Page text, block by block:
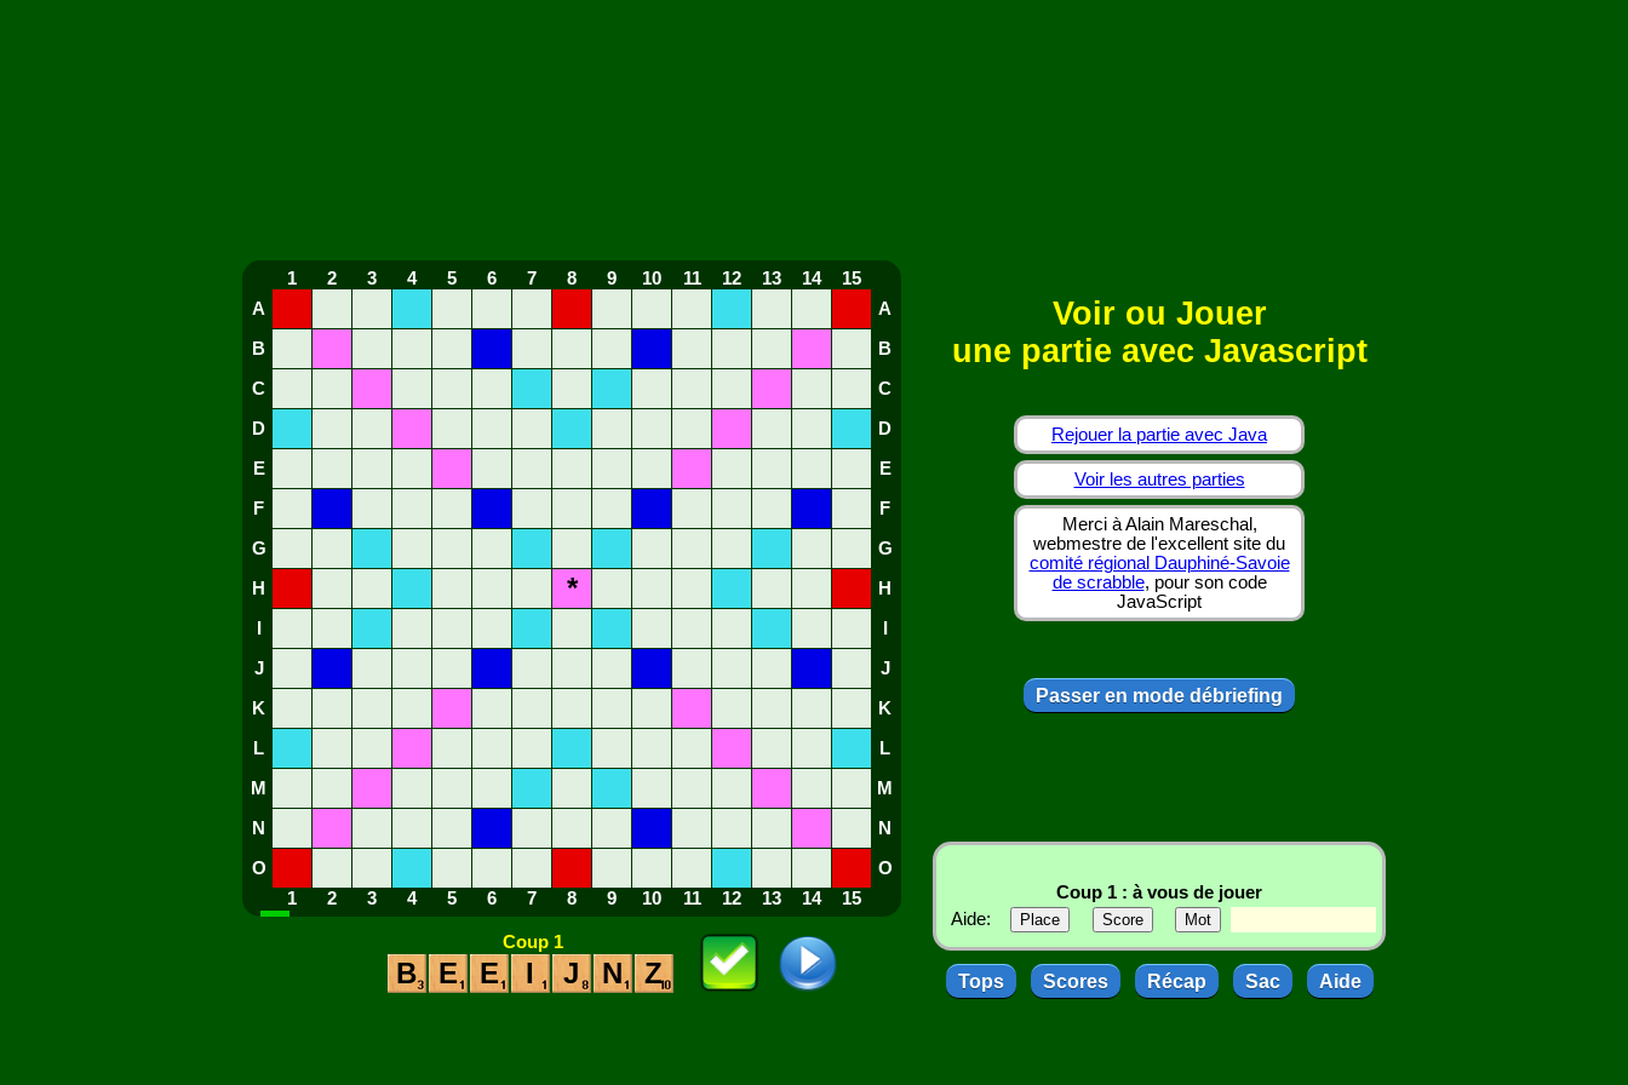
1 2 3 4 5 6 7 8 9 10 11 12 13 14
15
A
A
B B
C C
D D
E E
F F
G G
H * H
J J
K K
L L
M M
N N
O
O
1
2 3 4 5 6 7 8 9 10 11 12 13 14 15
Coup 1
B E E I J N Z
Voir ou Jouer
une partie avec Javascript
Rejouer la partie avec Java
Voir les autres parties
Merci à Alain Mareschal,
webmestre de l'excellent site du
comité régional Dauphiné-Savoie
de scrabble, pour son code
JavaScript
Passer en mode débriefing
Coup 1 : à vous de jouer
Aide:
Tops Scores Récap Sac Aide